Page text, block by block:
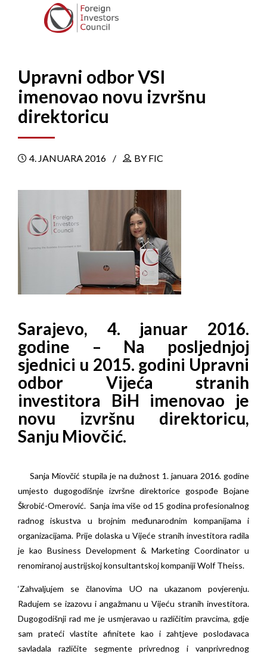
Upravni odbor VSI
imenovao novu izvršnu
direktoricu
4. JANUARA 2016 BY FIC
Sarajevo, 4. januar 2016.
godine – Na posljednjoj
sjednici u 2015. godini Upravni
odbor Vijeća stranih
investitora BiH imenovao je
novu izvršnu direktoricu,
Sanju Miovčić.
Sanja Miovčić stupila je na dužnost 1. januara 2016. godine
umjesto dugogodišnje izvršne direktorice gospođe Bojane
Škrobić-Omerović. Sanja ima više od 15 godina profesionalnog
radnog iskustva u brojnim međunarodnim kompanijama i
organizacijama. Prije dolaska u Vijeće stranih investitora radila
je kao Business Development & Marketing Coordinator u
renomiranoj austrijskoj konsultantskoj kompaniji Wolf Theiss.
‘Zahvaljujem se članovima UO na ukazanom povjerenju.
Radujem se izazovu i angažmanu u Vijeću stranih investitora.
Dugogodišnji rad me je usmjeravao u različitim pravcima, gdje
sam prateći vlastite afinitete kao i zahtjeve poslodavaca
savladala različite segmente privrednog i vanprivrednog